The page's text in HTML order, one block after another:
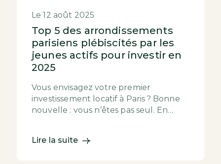
Le 12 août 2025
Top 5 des arrondissements
parisiens plébiscités par les
jeunes actifs pour investir en
2025
Vous envisagez votre premier
investissement locatif à Paris ? Bonne
nouvelle : vous n’êtes pas seul. En
Lire la suite